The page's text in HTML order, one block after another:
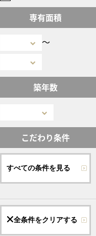
専有面積
〜
築年数
こだわり条件
すべての条件を見る
全条件をクリアする